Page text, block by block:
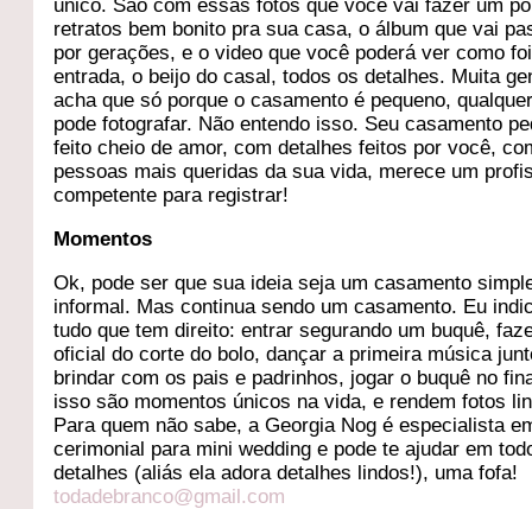
único. São com essas fotos que você vai fazer um
retratos bem bonito pra sua casa, o álbum que vai
por gerações, e o video que você poderá ver como
entrada, o beijo do casal, todos os detalhes. Muita
acha que só porque o casamento é pequeno,
pode fotografar. Não entendo isso. Seu casamento
feito cheio de amor, com detalhes feitos por você,
pessoas mais queridas da sua vida, merece um
competente para registrar!
Momentos
Ok, pode ser que sua ideia seja um casamento
informal. Mas continua sendo um casamento. Eu
tudo que tem direito: entrar segurando um buquê,
oficial do corte do bolo, dançar a primeira música
brindar com os pais e padrinhos, jogar o buquê no
isso são momentos únicos na vida, e rendem fotos
Para quem não sabe, a Georgia Nog é especialista
cerimonial para mini wedding e pode te ajudar em
detalhes (aliás ela adora detalhes lindos!), uma fofa!
todadebranco@gmail.com